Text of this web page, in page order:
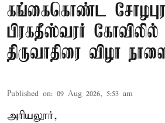
கங்கைகொண்ட
பிரகதீஸ்வரர்
திருவாதிரை விழா
Published on: 09 Aug 2026, 5:53 am
அரியலூர்,